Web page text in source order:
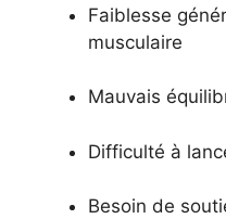
Faiblesse
musculaire
Mauvais
Difficulté à
Besoin de